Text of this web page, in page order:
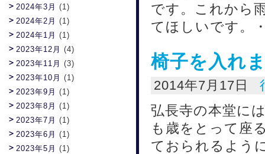
です。これから
てほしいです。
椅子を入れ
2014年7月17日
弘長寺の本堂に
も歳をとって座
ておられるよう
2024年3月 (1)
2024年2月 (1)
2024年1月 (1)
2023年12月 (4)
2023年11月 (3)
2023年10月 (1)
2023年9月 (1)
2023年8月 (1)
2023年7月 (1)
2023年6月 (1)
2023年5月 (1)